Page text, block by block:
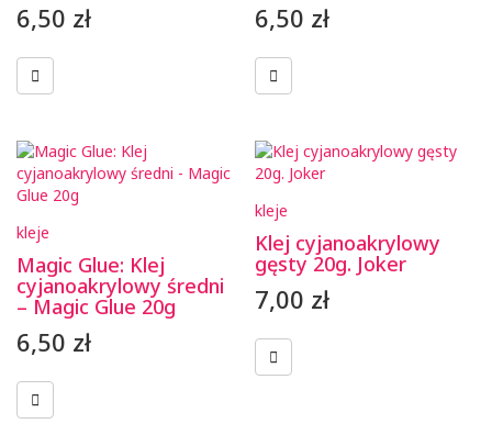
6,50 zł 6,50 zł
kleje
Magic Glue: Klej
cyjanoakrylowy średni
– Magic Glue 20g
6,50 zł
kleje
Klej cyjanoakrylowy
gęsty 20g. Joker
7,00 zł